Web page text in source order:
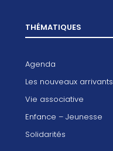
THÉMATIQUES
Agenda
Les nouveaux arrivants
Vie associative
Enfance – Jeunesse
Solidarités